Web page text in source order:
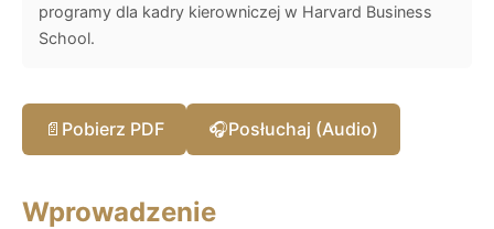
programy dla kadry kierowniczej w Harvard Business
School.
📄 Pobierz PDF 🎧Posłuchaj (Audio)
Wprowadzenie